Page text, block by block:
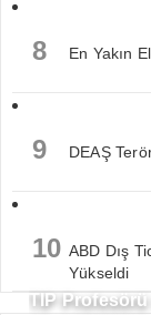
8 En Yakın
9 DEAŞ
10 ABD Dış
Yükseldi
TIP